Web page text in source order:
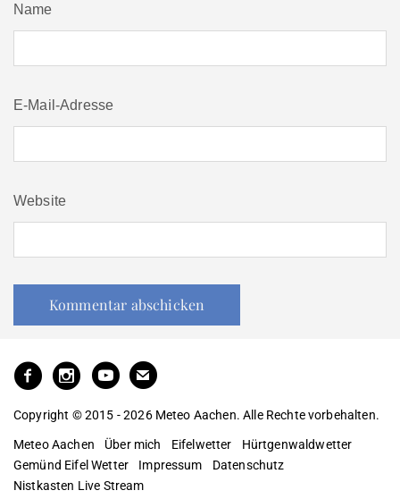
Name
E-Mail-Adresse
Website
Copyright © 2015 - 2026 Meteo Aachen. Alle Rechte vorbehalten.
Meteo Aachen Über mich Eifelwetter
Hürtgenwaldwetter
Gemünd Eifel Wetter
Impressum
Datenschutz
Nistkasten Live Stream